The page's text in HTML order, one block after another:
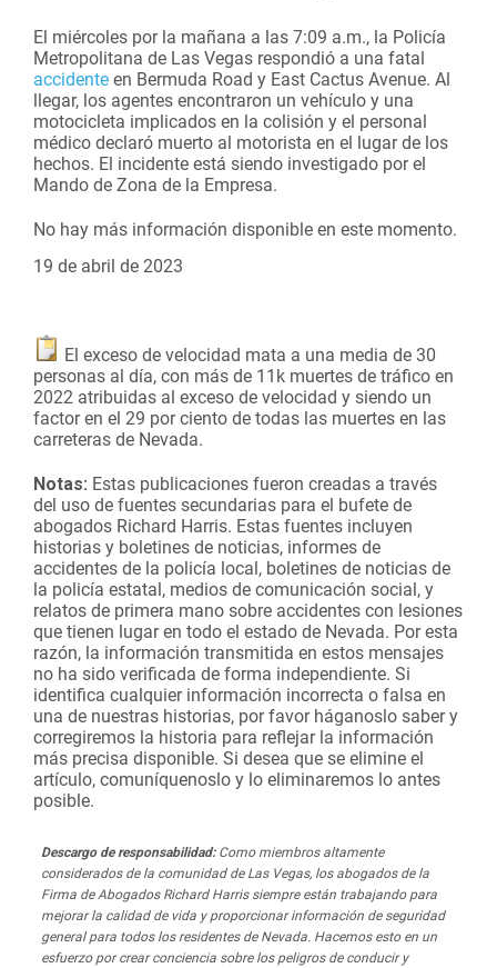
El miércoles por la mañana a las 7:09 a.m., la Policía
Metropolitana de Las Vegas respondió a una fatal
accidente en Bermuda Road y East Cactus Avenue. Al
llegar, los agentes encontraron un vehículo y una
motocicleta implicados en la colisión y el personal
médico declaró muerto al motorista en el lugar de los
hechos. El incidente está siendo investigado por el
Mando de Zona de la Empresa.
No hay más información disponible en este momento.
19 de abril de 2023
El exceso de velocidad mata a una media de 30
personas al día, con más de 11k muertes de tráfico en
2022 atribuidas al exceso de velocidad y siendo un
factor en el 29 por ciento de todas las muertes en las
carreteras de Nevada.
Notas: Estas publicaciones fueron creadas a través
del uso de fuentes secundarias para el bufete de
abogados Richard Harris. Estas fuentes incluyen
historias y boletines de noticias, informes de
accidentes de la policía local, boletines de noticias de
la policía estatal, medios de comunicación social, y
relatos de primera mano sobre accidentes con lesiones
que tienen lugar en todo el estado de Nevada. Por esta
razón, la información transmitida en estos mensajes
no ha sido verificada de forma independiente. Si
identifica cualquier información incorrecta o falsa en
una de nuestras historias, por favor háganoslo saber y
corregiremos la historia para reflejar la información
más precisa disponible. Si desea que se elimine el
artículo, comuníquenoslo y lo eliminaremos lo antes
posible.
Descargo de responsabilidad:Como miembros altamente
considerados de la comunidad de Las Vegas, los abogados de la
Firma de Abogados Richard Harris siempre están trabajando para
mejorar la calidad de vida y proporcionar información de seguridad
general para todos los residentes de Nevada. Hacemos esto en un
esfuerzo por crear conciencia sobre los peligros de conducir y